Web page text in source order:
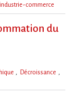
commerce
du
Décroissance